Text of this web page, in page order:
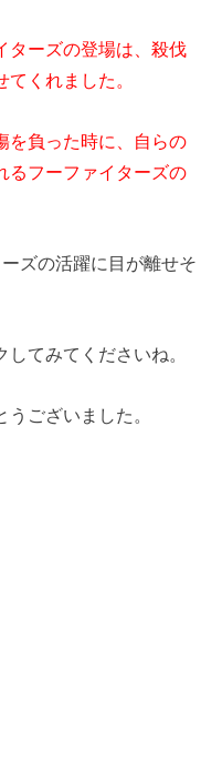
ターズの登場は、殺伐
くれました。
を負った時に、自らの
るフーファイターズの
ズの活躍に目が離せそ
てみてくださいね。
ございました。